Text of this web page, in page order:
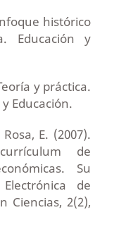
histórico
Educación y
y práctica.
Educación.
E. (2007).
de
Su
de
Ciencias, 2(2),